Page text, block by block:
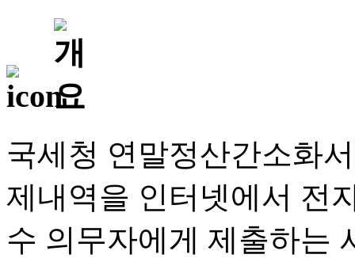
국세청 연말정산간소화
제내역을 인터넷에서 전
수 의무자에게 제출하는